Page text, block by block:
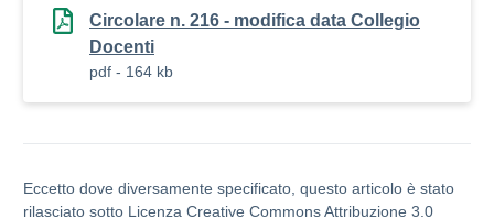
Circolare n. 216 - modifica data Collegio
Docenti
pdf - 164 kb
Eccetto dove diversamente specificato, questo articolo è stato
rilasciato sotto Licenza Creative Commons Attribuzione 3.0